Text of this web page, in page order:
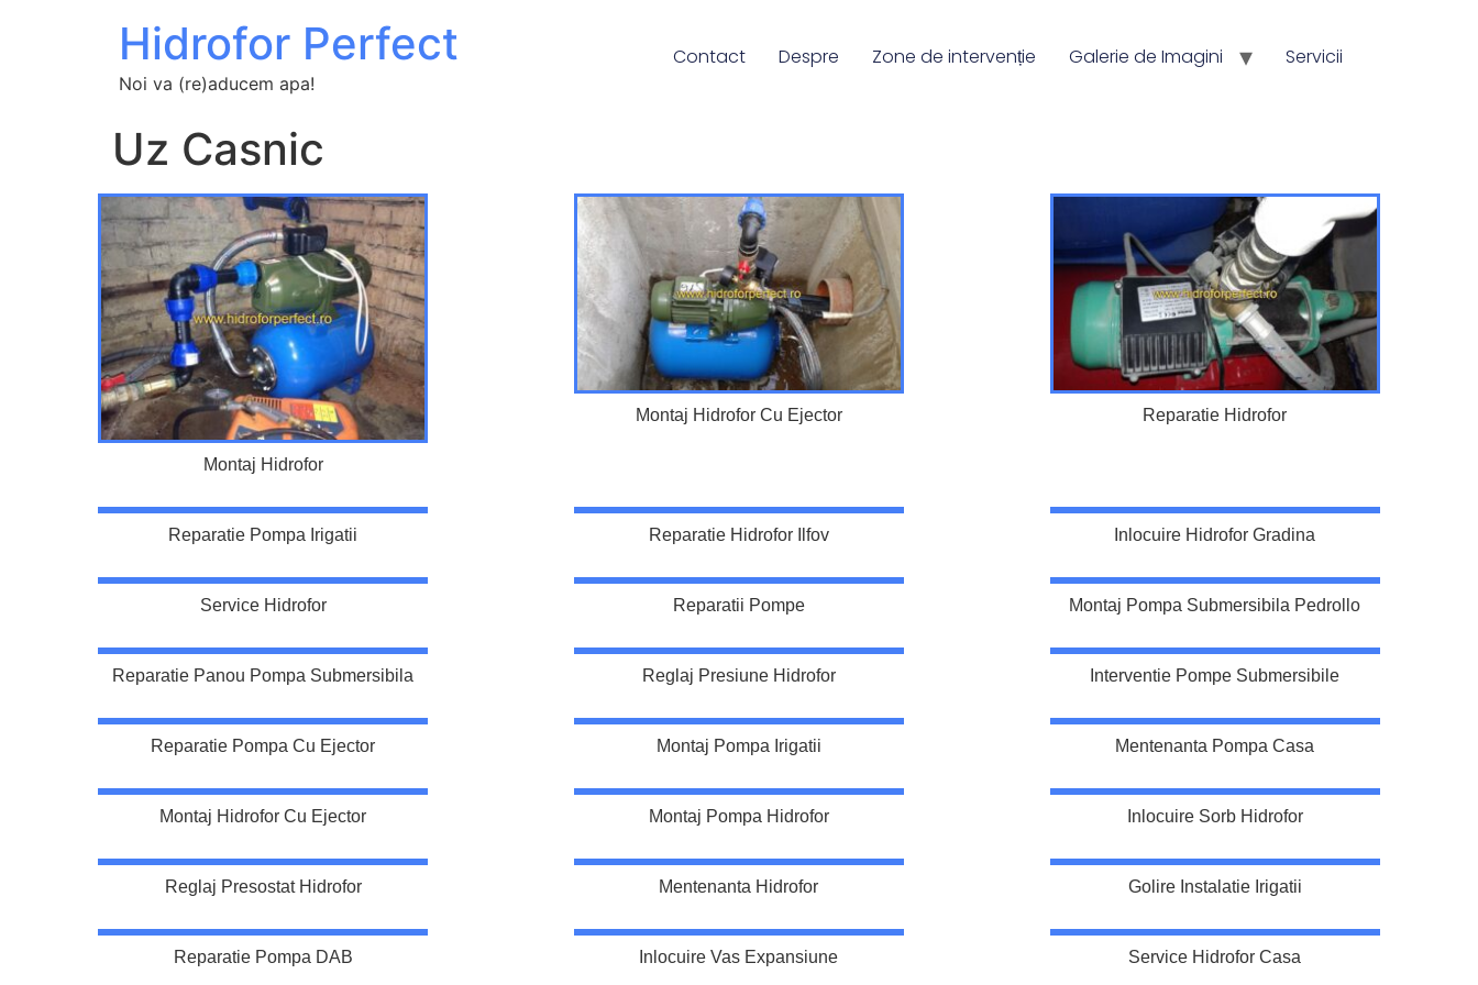
Hidrofor Perfect
Noi va (re)aducem apa!
Contact Despre Zone de intervenție Galerie de Imagini Servicii
Uz Casnic
Montaj Hidrofor
Montaj Hidrofor Cu Ejector Reparatie Hidrofor
Reparatie Pompa Irigatii Reparatie Hidrofor Ilfov Inlocuire Hidrofor Gradina
Service Hidrofor Reparatii Pompe Montaj Pompa Submersibila Pedrollo
Reparatie Panou Pompa Submersibila Reglaj Presiune Hidrofor Interventie Pompe Submersibile
Reparatie Pompa Cu Ejector Montaj Pompa Irigatii Mentenanta Pompa Casa
Montaj Hidrofor Cu Ejector Montaj Pompa Hidrofor Inlocuire Sorb Hidrofor
Reglaj Presostat Hidrofor Mentenanta Hidrofor Golire Instalatie Irigatii
Reparatie Pompa DAB Inlocuire Vas Expansiune Service Hidrofor Casa